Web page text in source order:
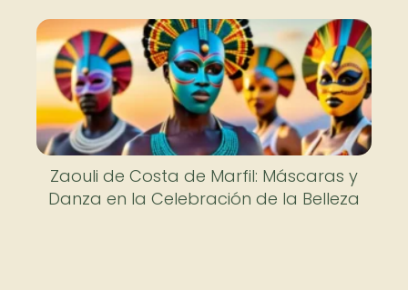
Zaouli de Costa de Marfil: Máscaras y
Danza en la Celebración de la Belleza